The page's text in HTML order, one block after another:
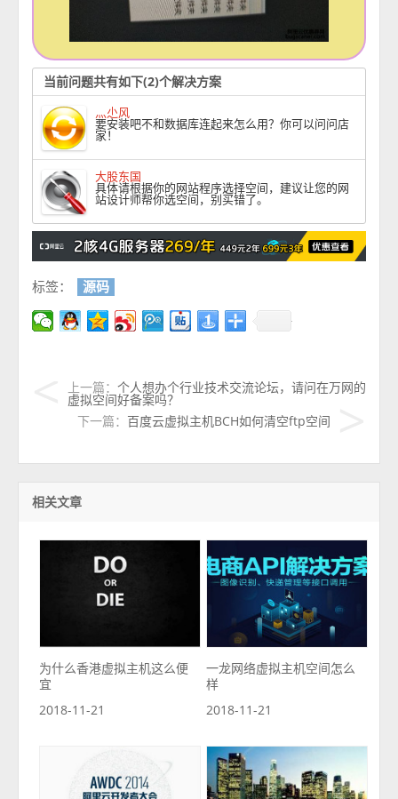
当前问题共有如下(2)个解决方案
灬尐风
要安装吧不和数据库连起来怎么用？你可以问问店
家！
大股东国
具体请根据你的网站程序选择空间，建议让您的网
站设计师帮你选空间，别买错了。
标签： 源码
上一篇： 个人想办个行业技术交流论坛，请问在万网的
虚拟空间好备案吗？
下一篇： 百度云虚拟主机BCH如何清空ftp空间
相关文章
为什么香港虚拟主机这么便
宜
2018-11-21
一龙网络虚拟主机空间怎么
样
2018-11-21